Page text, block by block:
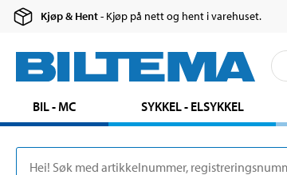
Kjøp & Hent- Kjøp på nett og hent i varehuset.
BIL - MC SYKKEL - ELSYKKEL